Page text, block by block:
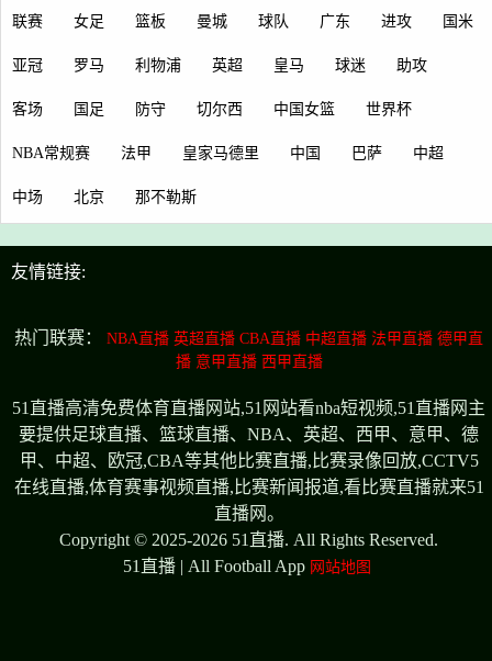
联赛 女足 篮板 曼城 球队 广东 进攻 国米
亚冠 罗马 利物浦 英超 皇马 球迷 助攻
客场 国足 防守 切尔西 中国女篮 世界杯
NBA常规赛 法甲 皇家马德里 中国 巴萨 中超
中场 北京 那不勒斯
友情链接:
热门联赛： NBA直播 英超直播 CBA直播 中超直播 法甲直播 德甲直
播 意甲直播 西甲直播
51直播高清免费体育直播网站,51网站看nba短视频,51直播网主
要提供足球直播、篮球直播、NBA、英超、西甲、意甲、德
甲、中超、欧冠,CBA等其他比赛直播,比赛录像回放,CCTV5
在线直播,体育赛事视频直播,比赛新闻报道,看比赛直播就来51
直播网。
Copyright © 2025-2026 51直播. All Rights Reserved.
51直播 | All Football App 网站地图